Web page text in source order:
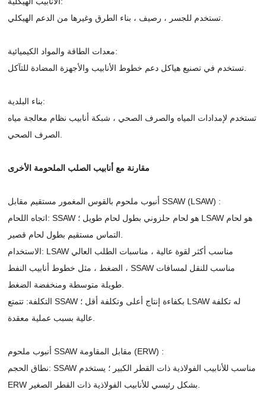
معدات الطاقة والمواد الكيميائية:
بناء البلدية:
تستخدم لإمدادات المياه والصرف الصحي ، شبكة أنابيب نظام معالجة مياه
مقارنة مع أنابيب الصلب الملحومة الأخرى
أنبوب ملحوم بالقوس المغمور مستقيم مقابل SSAW (LSAW) :
اتجاه اللحام: SSAW هو لحام حلزوني بطول لحام طويل ؛ LSAW هو لحام
الاستخدام: LSAW مناسب أكثر لقوة عالية ، مناسبات الطلب العالي
الضغط ، مثل خطوط أنابيب النفط ، SSAW مناسب للنقل لمسافات
التكلفة: تتمتع SSAW بكفاءة إنتاج أعلى وتكلفة أقل ؛ LSAW له تكلفة
أنبوب ملحوم SSAW مقابل المقاومة (ERW) :
نطاق الحجم: SSAW مناسب للأنابيب الفولاذية ذات القطر الكبير ؛ يستخدم